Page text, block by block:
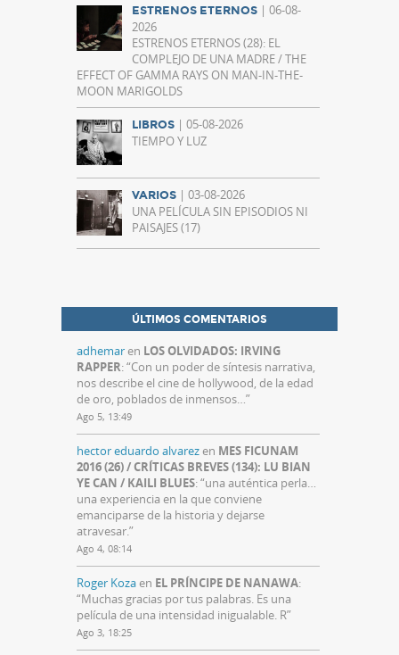
ESTRENOS ETERNOS | 06-08-
2026
ESTRENOS ETERNOS (28): EL
COMPLEJO DE UNA MADRE / THE
EFFECT OF GAMMA RAYS ON MAN-IN-THE-
MOON MARIGOLDS
LIBROS | 05-08-2026
TIEMPO Y LUZ
VARIOS | 03-08-2026
UNA PELÍCULA SIN EPISODIOS NI
PAISAJES (17)
ÚLTIMOS COMENTARIOS
adhemaren LOS OLVIDADOS: IRVING
RAPPER: “Con un poder de síntesis narrativa,
nos describe el cine de hollywood, de la edad
de oro, poblados de inmensos… ”
Ago 5, 13:49
hector eduardo alvarezen MES FICUNAM
2016 (26) / CRÍTICAS BREVES (134): LU BIAN
YE CAN / KAILI BLUES: “una auténtica perla…
una experiencia en la que conviene
emanciparse de la historia y dejarse
atravesar.”
Ago 4, 08:14
Roger Kozaen EL PRÍNCIPE DE NANAWA:
“Muchas gracias por tus palabras. Es una
película de una intensidad inigualable. R”
Ago 3, 18:25